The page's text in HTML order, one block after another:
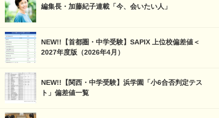
編集長・加藤紀子連載「今、会いたい人」
NEW!!【首都圏・中学受験】SAPIX 上位校偏差値＜
2027年度版（2026年4月）
NEW!!【関西・中学受験】浜学園「小6合否判定テス
ト」偏差値一覧